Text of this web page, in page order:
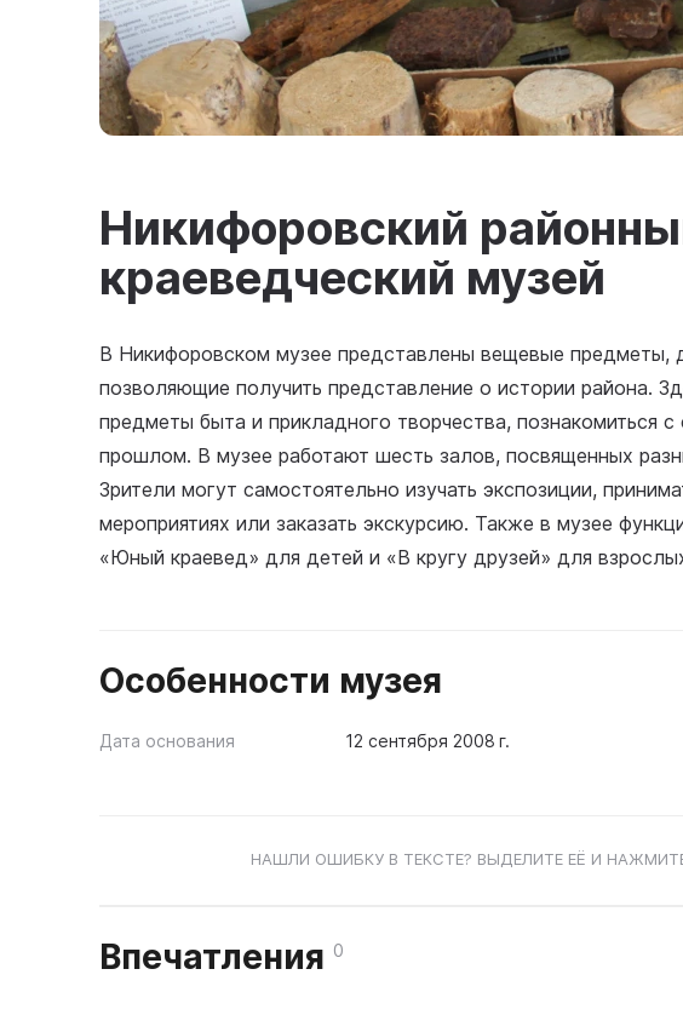
Никифоровский
краеведческий музей
В Никифоровском музее представлены вещевые предметы,
позволяющие получить представление о истории района.
предметы быта и прикладного творчества, познакомиться
прошлом. В музее работают шесть залов, посвященных
Зрители могут самостоятельно изучать экспозиции,
мероприятиях или заказать экскурсию. Также в музее
«Юный краевед» для детей и «В кругу друзей» для
Особенности музея
Дата основания 12 сентября 2008 г.
НАШЛИ ОШИБКУ В ТЕКСТЕ? ВЫДЕЛИТЕ ЕЁ И
Впечатления 0